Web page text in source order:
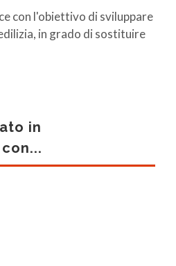
con l'obiettivo di sviluppare
in grado di sostituire
in